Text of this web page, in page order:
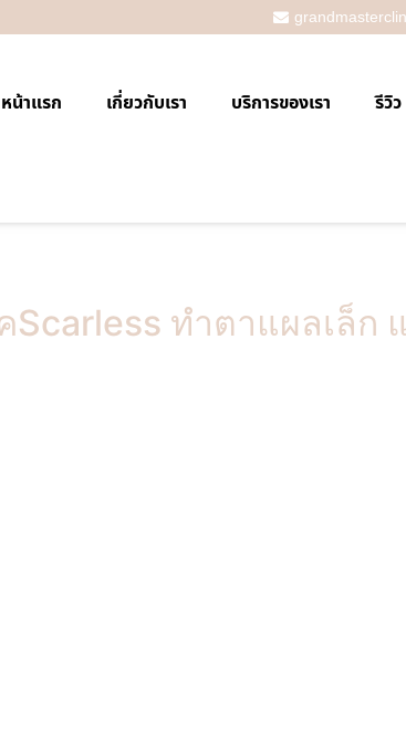
หน้าแรก เกี่ยวกับเรา บริการของเรา รีวิว
ทำตาแผลเล็ก